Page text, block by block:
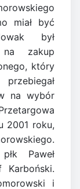
miał być
był
zakup
który
na wybór
2001 roku,
Paweł
i